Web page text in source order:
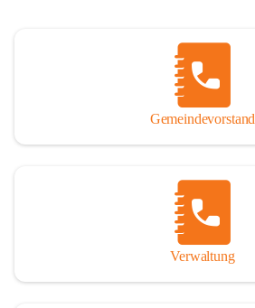
Gemeindevorstand
Verwaltung